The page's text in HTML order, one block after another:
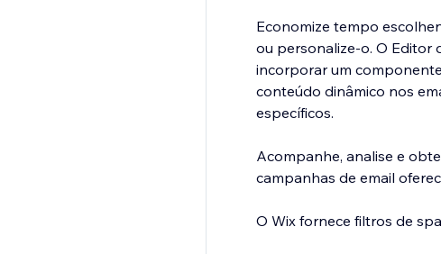
Economize tempo
ou personalize-o. O Editor
incorporar um
conteúdo dinâmico nos
específicos.
Acompanhe, analise e
campanhas de email
O Wix fornece filtros de